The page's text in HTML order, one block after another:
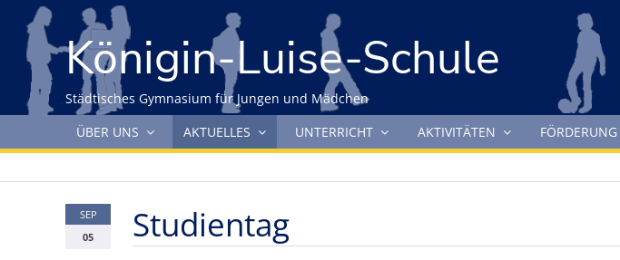
Gleich zum Inhalt der Seite springen
Königin-Luise-Schule
Städtisches Gymnasium für Jungen und Mädchen
Navigation überspringen
ÜBER UNS AKTUELLES UNTERRICHT AKTIVITÄTEN FÖRDERUNG
SEP
05
Studientag